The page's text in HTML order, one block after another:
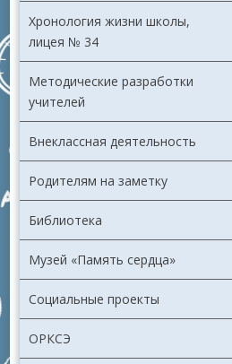
Хронология жизни школы,
лицея № 34
Методические разработки
учителей
Внеклассная деятельность
Родителям на заметку
Библиотека
Музей «Память сердца»
Социальные проекты
ОРКСЭ